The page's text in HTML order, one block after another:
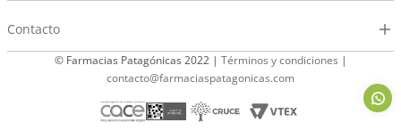
Contacto
© Farmacias Patagónicas 2022 | Términos y condiciones |
contacto@farmaciaspatagonicas.com